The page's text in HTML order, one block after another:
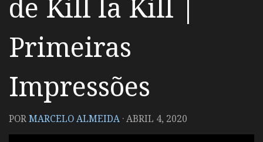
de Kill la Kill |
Primeiras
Impressões
PORMARCELO ALMEIDA ·ABRIL 4, 2020